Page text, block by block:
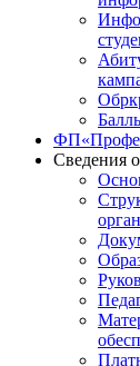
ФП
Сведения